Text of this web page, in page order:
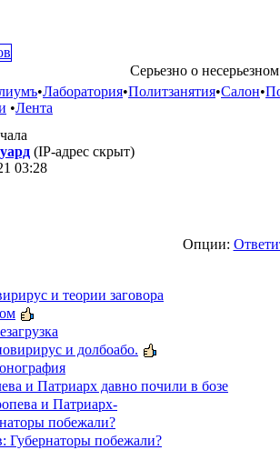
Серьезно о
•Лаборатория•Политзанятия•Салон•
•Лента
(IP-адрес скрыт)
03:28
Опции:
и теории заговора
и долбоабо.
и Патриарх давно почили в бозе
и Патриарх-
побежали?
Губернаторы побежали?